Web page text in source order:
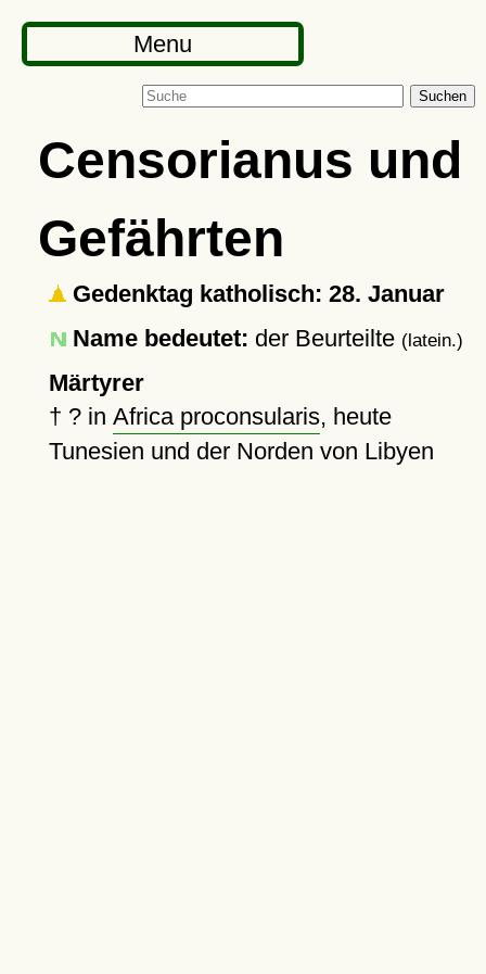
Menu
Suchen
Censorianus und
Gefährten
Gedenktag katholisch: 28. Januar
Name bedeutet: der Beurteilte (latein.)
Märtyrer
† ?in Africa proconsularis, heute
Tunesien und der Norden von Libyen